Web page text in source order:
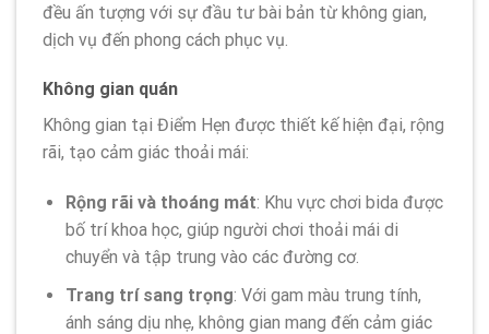
đều ấn tượng với sự đầu tư bài bản từ không gian,
dịch vụ đến phong cách phục vụ.
Không gian quán
Không gian tại Điểm Hẹn được thiết kế hiện đại, rộng
rãi, tạo cảm giác thoải mái:
Rộng rãi và thoáng mát: Khu vực chơi bida được
bố trí khoa học, giúp người chơi thoải mái di
chuyển và tập trung vào các đường cơ.
Trang trí sang trọng: Với gam màu trung tính,
ánh sáng dịu nhẹ, không gian mang đến cảm giác